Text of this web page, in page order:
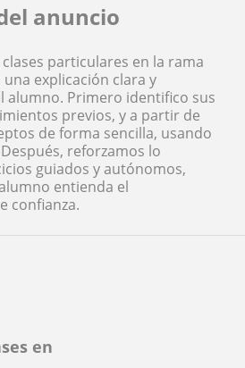
en
anuncio
particulares en la rama
explicación clara y
alumno. Primero identifico sus
previos, y a partir de
de forma sencilla, usando
reforzamos lo
guiados y autónomos,
entienda el
confianza.